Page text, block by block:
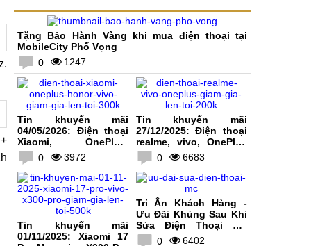
Tặng Bảo Hành Vàng khi mua điện thoại tại
MobileCity Phố Vọng
0
1247
Tin khuyến mãi
04/05/2026: Điện thoại
Xiaomi, OnePlus,
HONOR, vivo giảm giá
lên tới 300K
0 3972
Tin khuyến mãi
27/12/2025: Điện thoại
realme, vivo, OnePlus
giảm giá lên tới 200K
0 6683
Tin khuyến mãi
01/11/2025: Xiaomi 17
Tri Ân Khách Hàng -
Ưu Đãi Khủng Sau Khi
Sửa Điện Thoại Tại
MobileCity
0 6402